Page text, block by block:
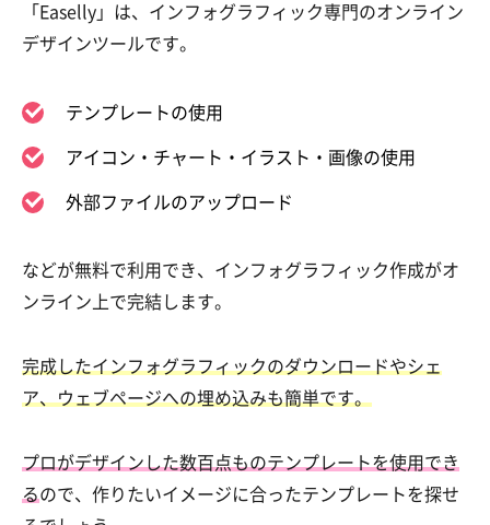
「Easelly」は、インフォグラフィック専門のオンライン
デザインツールです。
テンプレートの使用
アイコン・チャート・イラスト・画像の使用
外部ファイルのアップロード
などが無料で利用でき、 インフォグラフィック作成がオ
ンライン上で完結します。
完成したインフォグラフィックのダウンロードやシェ
ア、ウェブページへの埋め込みも簡単です。
プロがデザインした数百点ものテンプレートを使用でき
るので、作りたいイメージに合ったテンプレートを探せ